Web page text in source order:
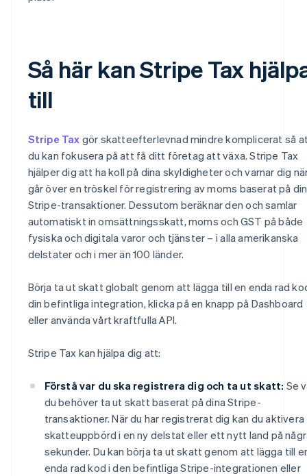
Så här kan Stripe Tax
till
Stripe Tax gör skatteefterlevnad mindre komplicerat så
du kan fokusera på att få ditt företag att växa. Stripe Tax
hjälper dig att ha koll på dina skyldigheter och varnar dig
går över en tröskel för registrering av moms baserat på
Stripe-transaktioner. Dessutom beräknar den och samlar
automatiskt in omsättningsskatt, moms och GST på både
fysiska och digitala varor och tjänster – i alla amerikanska
delstater och i mer än 100 länder.
Börja ta ut skatt globalt genom att lägga till en enda rad
din befintliga integration, klicka på en knapp på Dashboard
eller använda vårt kraftfulla API.
Stripe Tax kan hjälpa dig att:
Förstå var du ska registrera dig och ta ut skatt: Se
du behöver ta ut skatt baserat på dina Stripe-
transaktioner. När du har registrerat dig kan du aktivera
skatteuppbörd i en ny delstat eller ett nytt land på
sekunder. Du kan börja ta ut skatt genom att lägga till
enda rad kod i den befintliga Stripe-integrationen eller